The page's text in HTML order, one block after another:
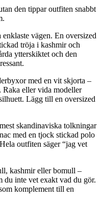
den tippar outfiten snabbt
enklaste vägen. En oversized
tröja i kashmir och
ytterskiktet och den
med en vit skjorta –
Raka eller vida modeller
Lägg till en oversized
skandinaviska tolkningar
med en tjock stickad polo
outfiten säger “jag vet
kashmir eller bomull –
du inte vet exakt vad du gör.
komplement till en